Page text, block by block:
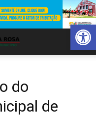
Abrir
do
de